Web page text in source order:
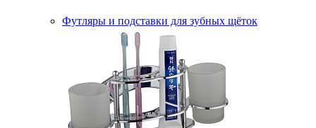
Футляры и подставки для зубных щёток